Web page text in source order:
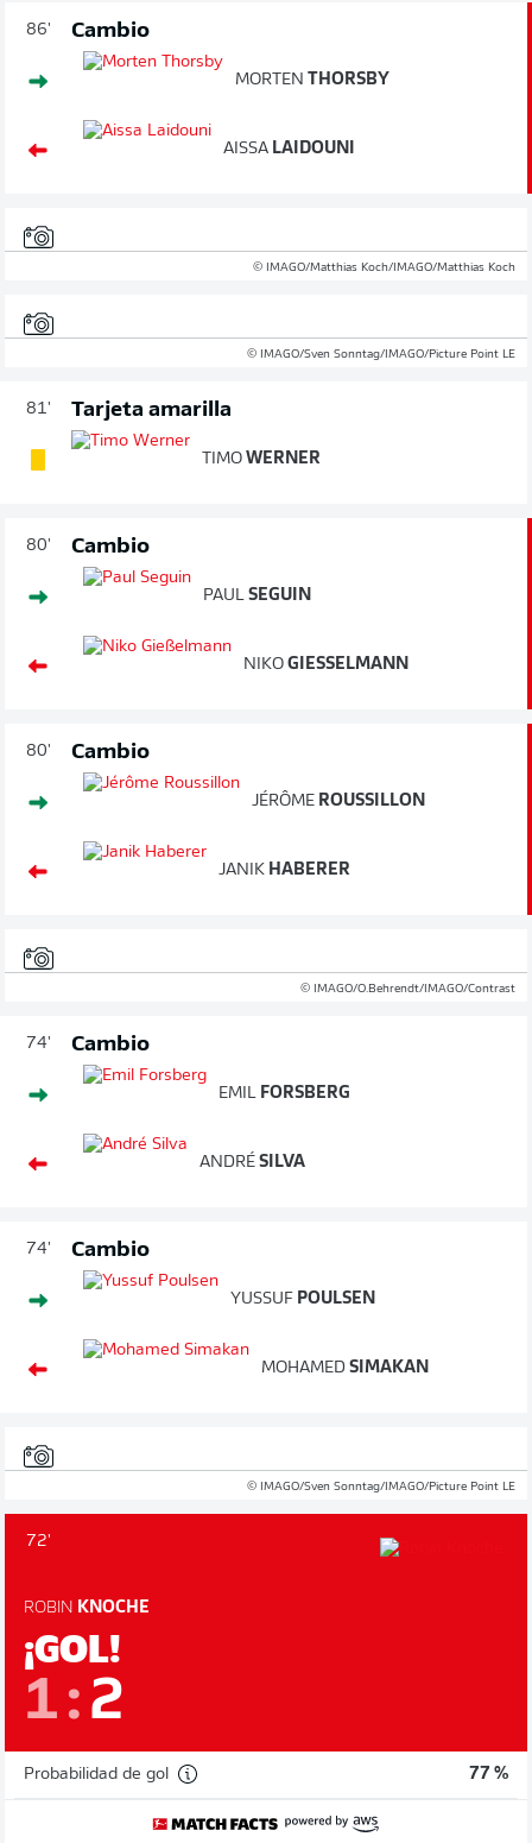
86' Cambio
MORTEN THORSBY
AISSA LAIDOUNI
© IMAGO/Matthias Koch/IMAGO/Matthias Koch
© IMAGO/Sven Sonntag/IMAGO/Picture Point LE
81' Tarjeta amarilla
TIMO WERNER
80' Cambio
PAUL SEGUIN
NIKO GIESSELMANN
80' Cambio
JÉRÔME ROUSSILLON
JANIK HABERER
© IMAGO/O.Behrendt/IMAGO/Contrast
74' Cambio
EMIL FORSBERG
ANDRÉ SILVA
74' Cambio
YUSSUF POULSEN
MOHAMED SIMAKAN
© IMAGO/Sven Sonntag/IMAGO/Picture Point LE
72'
ROBIN KNOCHE
¡GOL!
1: 2
Probabilidad de gol 77 %